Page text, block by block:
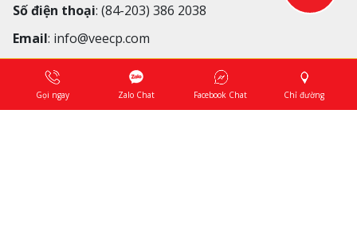
Số điện thoại: (84-203) 386 2038
Email: info@veecp.com
VỀ CHÚNG TÔI
Gọi ngay Zalo Chat Facebook Chat Chỉ đường